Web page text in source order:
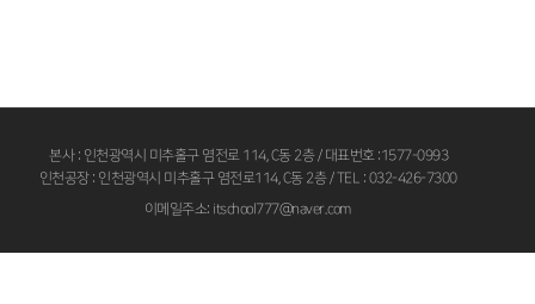
본사 : 인천광역시 미추홀구 염전로 114, C동 2층 / 대표번호 :1577-0993
인천공장 : 인천광역시 미추홀구 염전로114, C동 2층 / TEL : 032-426-7300
이메일주소: itschool777@naver.com